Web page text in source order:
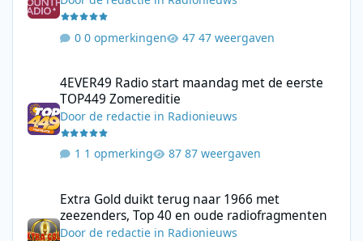
0 opmerkingen 47 weergaven
4EVER49 Radio start maandag met de eerste
TOP449 Zomereditie
Doorde redactie in Radionieuws
1 opmerking 87 weergaven
Extra Gold duikt terug naar 1966 met
zeezenders, Top 40 en oude radiofragmenten
Doorde redactie in Radionieuws